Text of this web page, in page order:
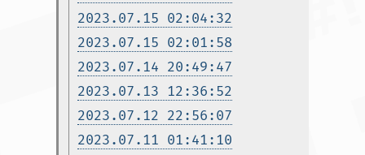
2023.07.15 02:04:32
2023.07.15 02:01:58
2023.07.14 20:49:47
2023.07.13 12:36:52
2023.07.12 22:56:07
2023.07.11 01:41:10